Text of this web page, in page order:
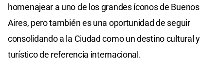
homenajear a uno de los grandes íconos de Buenos
Aires, pero también es una oportunidad de seguir
consolidando a la Ciudad como un destino cultural y
turístico de referencia internacional.